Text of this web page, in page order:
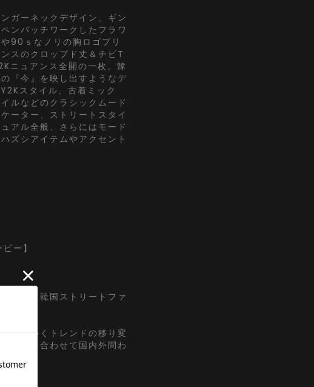
ガーネックデザイン、ギン
ンパッチワークしたフラワ
90ｓなノリの胸ロゴプリ
スのクロップド丈＆チビT
ニュアンス全開の一枚。韓
『今』を映し出すようなデ
スタイル、古着ミック
ルなどのクラシックムード
ーター、ストリートスタイ
アル全般、さらにはモード
ズシアイテムやアクセント
ー】
する『韓国ストリートファ
れてゆくトレンドの移り変
視点を合わせて国内外問わ